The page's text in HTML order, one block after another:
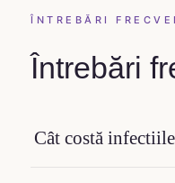
ÎNTREBĂRI
Întrebări
Cât costă